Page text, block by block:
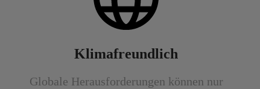
Klimafreundlich
Globale Herausforderungen können nur